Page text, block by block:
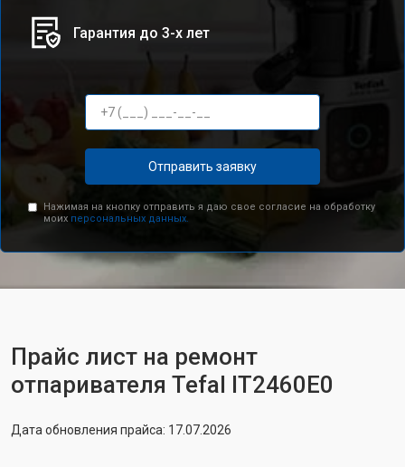
Гарантия до 3-х лет
Отправить заявку
Нажимая на кнопку отправить я даю свое согласие на обработку
моих персональных данных.
Прайс лист на ремонт
отпаривателя Tefal IT2460E0
Дата обновления прайса: 17.07.2026